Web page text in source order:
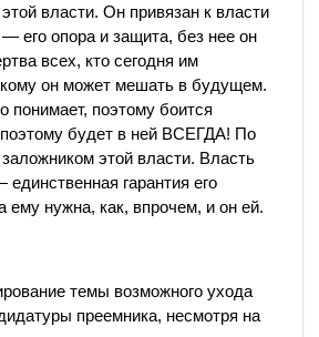
власти. Он привязан к власти
его опора и защита, без нее он
всех, кто сегодня им
кому он может мешать в будущем.
понимает, поэтому боится
поэтому будет в ней ВСЕГДА! По
этой власти. Власть
гарантия его
ему нужна, как, впрочем, и он ей.
темы возможного ухода
преемника, несмотря на